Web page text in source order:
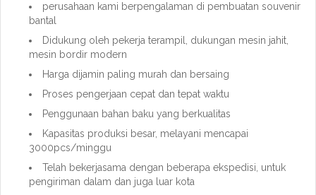
perusahaan kami berpengalaman di pembuatan souvenir
bantal
Didukung oleh pekerja terampil, dukungan mesin jahit,
mesin bordir modern
Harga dijamin paling murah dan bersaing
Proses pengerjaan cepat dan tepat waktu
Penggunaan bahan baku yang berkualitas
Kapasitas produksi besar, melayani mencapai
3000pcs/minggu
Telah bekerjasama dengan beberapa ekspedisi, untuk
pengiriman dalam dan juga luar kota